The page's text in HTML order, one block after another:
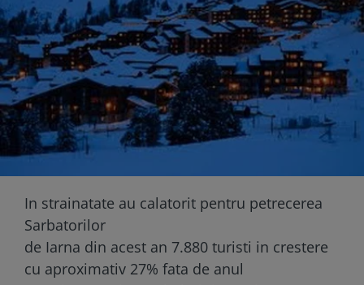
In strainatate au calatorit pentru petrecerea
Sarbatorilor
de Iarna din acest an 7.880 turisti in crestere
cu aproximativ 27% fata de anul